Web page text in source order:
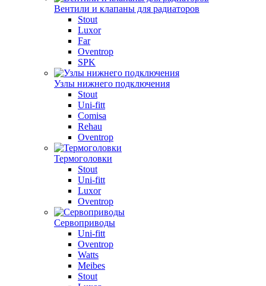
Вентили и клапаны для радиаторов
Stout
Luxor
Far
Oventrop
SPK
Узлы нижнего подключения
Stout
Uni-fitt
Comisa
Rehau
Oventrop
Термоголовки
Stout
Uni-fitt
Luxor
Oventrop
Сервоприводы
Uni-fitt
Oventrop
Watts
Meibes
Stout